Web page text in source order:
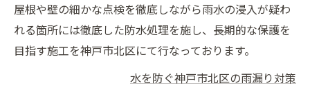
屋根や壁の細かな点検を徹底しながら雨水の浸入が疑わ
れる箇所には徹底した防水処理を施し、長期的な保護を
目指す施工を神戸市北区にて行なっております。
水を防ぐ神戸市北区の雨漏り対策